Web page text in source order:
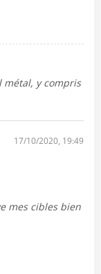
y compris
17/10/2020, 19:49